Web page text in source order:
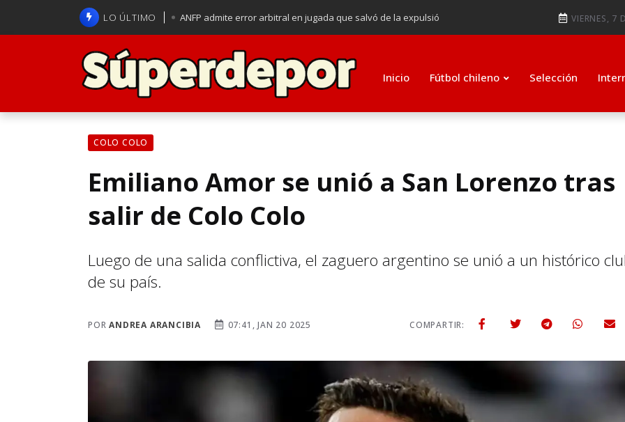
LO ÚLTIMO ANFP admite error arbitral en jugada que salvó de la expulsió
La U se aferra a la esperanza de clasificar a octavos de
Brasil anuncia a Carlo Ancelotti como su nuevo entrenador para
VIERNES, 7
Inicio Fútbol chileno Selección
COLO COLO
Emiliano Amor se unió a San Lorenzo tras
salir de Colo Colo
Luego de una salida conflictiva, el zaguero argentino se unió a un histórico
de su país.
PORANDREA ARANCIBIA 07:41, JAN 20 2025 COMPARTIR: